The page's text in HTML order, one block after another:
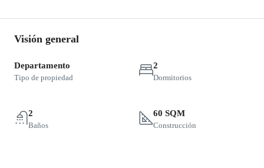
Visión general
Departamento
Tipo de propiedad
2
Dormitorios
2
Baños
60 SQM
Construcción